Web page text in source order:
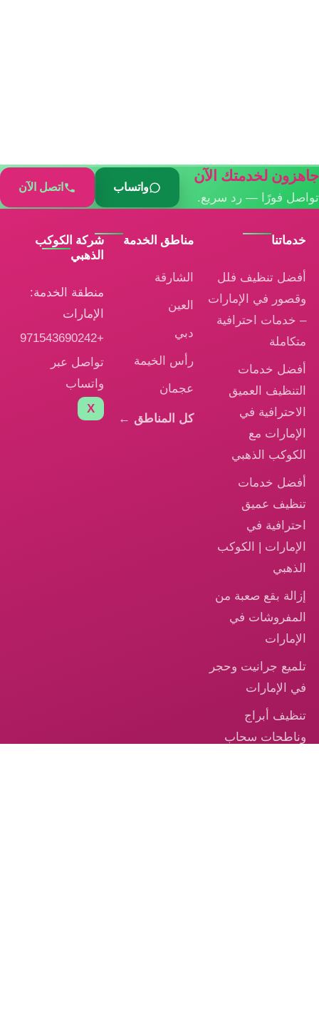
جاهزون لخدمتك الآن
تواصل فورًا — رد سريع.
واتساب اتصل الآن
خدماتنا
أفضل تنظيف فلل
وقصور في الإمارات
– خدمات احترافية
متكاملة
أفضل خدمات
التنظيف العميق
الاحترافية في
الإمارات مع
الكوكب الذهبي
أفضل خدمات
تنظيف عميق
احترافية في
الإمارات | الكوكب
الذهبي
إزالة بقع صعبة من
المفروشات في
الإمارات
تلميع جرانيت وحجر
في الإمارات
تنظيف أبراج
وناطحات سحاب
مناطق الخدمة
الشارقة
العين
دبي
رأس الخيمة
عجمان
كل المناطق ←
شركة الكوكب
الذهبي
منطقة الخدمة:
الإمارات
+971543690242
تواصل عبر
واتساب
X